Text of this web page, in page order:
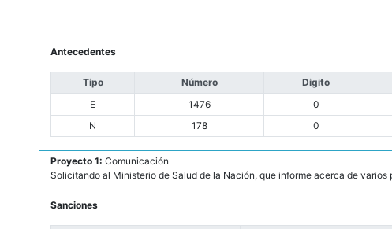
Antecedentes
Tipo Número Digito
E
1476 0
N
178 0
Proyecto 1: Comunicación
Solicitando al Ministerio de Salud de la Nación, que informe acerca de
Sanciones